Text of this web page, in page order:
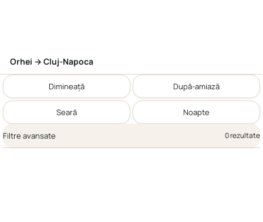
Orhei → Cluj-Napoca
Dimineață După-amiază
Seară Noapte
Filtre avansate 0 rezultate